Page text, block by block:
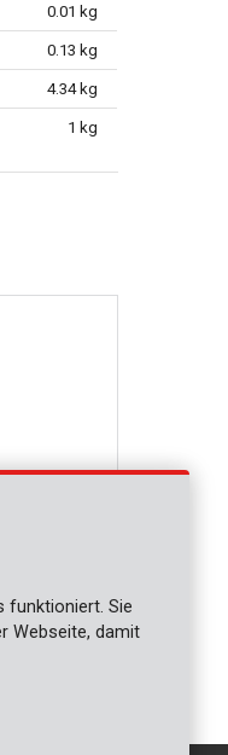
0.01 kg
0.13 kg
4.34 kg
1 kg
St.
funktioniert. Sie
Webseite, damit